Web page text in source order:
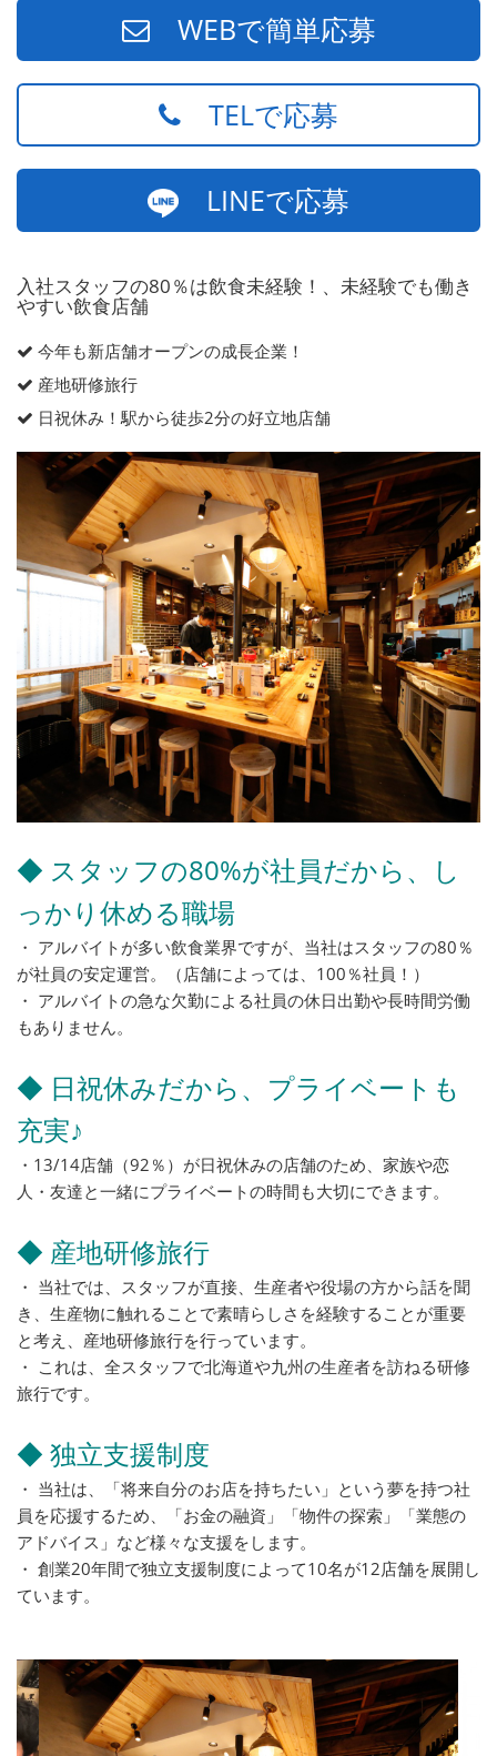
WEBで簡単応募
TELで応募
LINEで応募
入社スタッフの80％は飲食未経験！、未経験でも働き
やすい飲食店舗
今年も新店舗オープンの成長企業！
産地研修旅行
日祝休み！駅から徒歩2分の好立地店舗
◆ スタッフの80%が社員だから、し
っかり休める職場
・ アルバイトが多い飲食業界ですが、当社はスタッフの80％
が社員の安定運営。（店舗によっては、100％社員！）
・ アルバイトの急な欠勤による社員の休日出勤や長時間労働
もありません。
◆ 日祝休みだから、プライベートも
充実♪
・13/14店舗（92％）が日祝休みの店舗のため、家族や恋
人・友達と一緒にプライベートの時間も大切にできます。
◆ 産地研修旅行
・ 当社では、スタッフが直接、生産者や役場の方から話を聞
き、生産物に触れることで素晴らしさを経験することが重要
と考え、産地研修旅行を行っています。
・ これは、全スタッフで北海道や九州の生産者を訪ねる研修
旅行です。
◆ 独立支援制度
・ 当社は、「将来自分のお店を持ちたい」という夢を持つ社
員を応援するため、「お金の融資」「物件の探索」「業態の
アドバイス」など様々な支援をします。
・ 創業20年間で独立支援制度によって10名が12店舗を展開し
ています。